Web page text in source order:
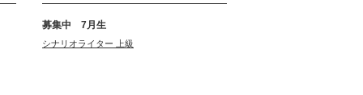
募集中 7月生
シナリオライター 上級